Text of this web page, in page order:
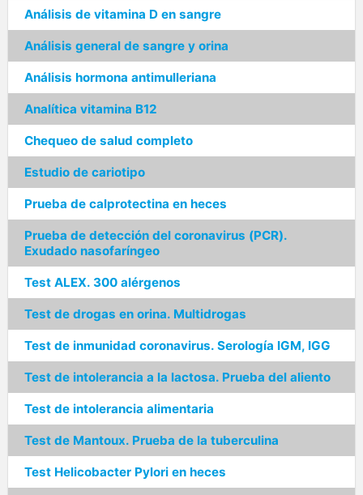
Análisis de vitamina D en sangre
Análisis general de sangre y orina
Análisis hormona antimulleriana
Analítica vitamina B12
Chequeo de salud completo
Estudio de cariotipo
Prueba de calprotectina en heces
Prueba de detección del coronavirus (PCR).
Exudado nasofaríngeo
Test ALEX. 300 alérgenos
Test de drogas en orina. Multidrogas
Test de inmunidad coronavirus. Serología IGM, IGG
Test de intolerancia a la lactosa. Prueba del aliento
Test de intolerancia alimentaria
Test de Mantoux. Prueba de la tuberculina
Test Helicobacter Pylori en heces